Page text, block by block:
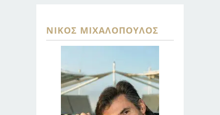
ΝΊΚΟΣ ΜΙΧΑΛΌΠΟΥΛΟΣ